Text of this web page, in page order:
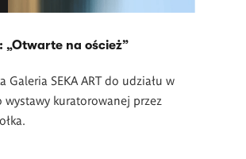
„Otwarte na oścież”
Galeria SEKA ART do udziału w
wystawy kuratorowanej przez